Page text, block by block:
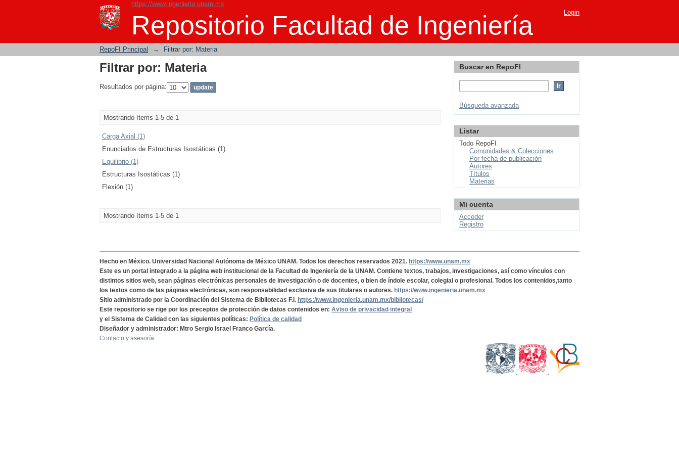
https://www.ingenieria.unam.mx
Repositorio Facultad de Ingeniería
Filtrar por: Materia Login
RepoFI Principal → Filtrar por: Materia
Filtrar por: Materia
Resultados por página:
Mostrando ítems 1-5 de 1
Carga Axial (1)
Enunciados de Estructuras Isostáticas (1)
Equilibrio (1)
Estructuras Isostáticas (1)
Flexión (1)
Mostrando ítems 1-5 de 1
Buscar en RepoFI
Búsqueda avanzada
Listar
Todo RepoFI
Comunidades & Colecciones
Por fecha de publicación
Autores
Títulos
Materias
Mi cuenta
Acceder
Registro
Hecho en México. Universidad Nacional Autónoma de México UNAM. Todos los derechos reservados 2021. https://www.unam.mx
Este es un portal integrado a la página web institucional de la Facultad de Ingeniería de la UNAM. Contiene textos, trabajos, investigaciones, así como vínculos con
distintos sitios web, sean páginas electrónicas personales de investigación o de docentes, o bien de índole escolar, colegial o profesional. Todos los contenidos,tanto
los textos como de las páginas electrónicas, son responsabilidad exclusiva de sus titulares o autores. https://www.ingenieria.unam.mx
Sitio administrado por la Coordinación del Sistema de Bibliotecas F.I. https://www.ingenieria.unam.mx/bibliotecas/
Este repositorio se rige por los preceptos de protección de datos contenidos en: Aviso de privacidad integral
y el Sistema de Calidad con las siguientes políticas: Política de calidad
Diseñador y administrador: Mtro Sergio Israel Franco García.
Contacto y asesoría